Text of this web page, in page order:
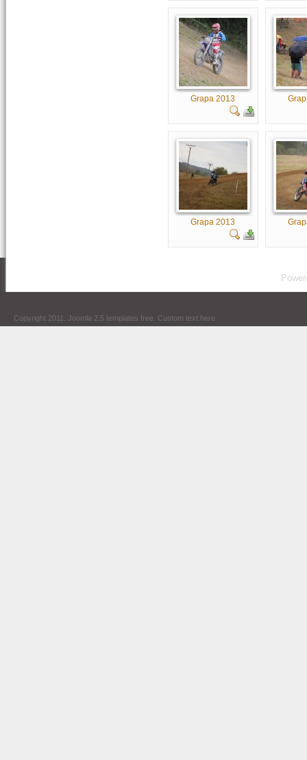
Grapa 2013
Grapa 2013
Copyright 2011. Joomla 2.5 templates free . Custom text here